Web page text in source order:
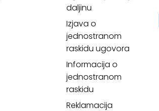
daljinu
Izjava o
jednostranom
raskidu ugovora
Informacija o
jednostranom
raskidu
Reklamacija